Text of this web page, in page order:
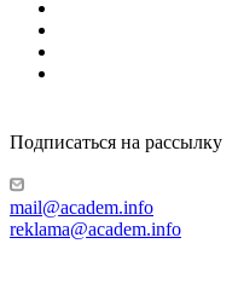
Подписаться на рассылку
mail@academ.info
reklama@academ.info